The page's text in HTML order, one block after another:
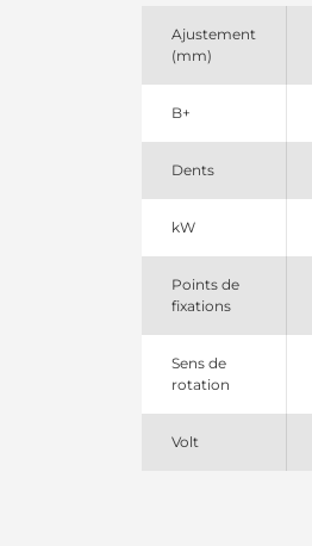
EuroTec
185374
Lester
41050028
JN
6008634410
Komatsu
91284053
PSH
Ajustement
(mm)
B+
Dents
kW
Points de
fixations
Sens de
rotation
Volt